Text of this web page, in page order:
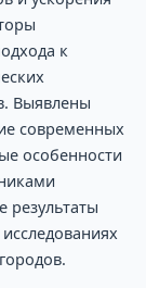
к
Выявлены
современных
особенности